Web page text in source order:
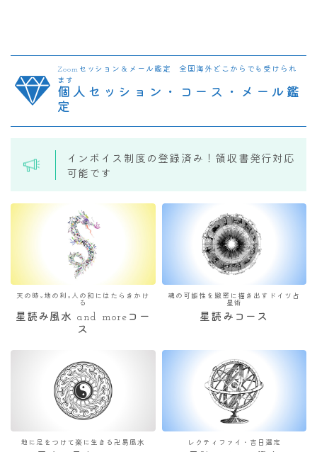
Zoomセッション＆メール鑑定 全国海外どこからでも受けられ
ます
個人セッション・コース・メール鑑
定
インボイス制度の登録済み！領収書発行対応
可能です
天の時×地の利×人の和にはたらきかけ
る
星読み風水 and moreコー
ス
魂の可能性を緻密に描き出すドイツ占
星術
星読みコース
地に足をつけて楽に生きる卍易風水 レクティファイ・吉日選定